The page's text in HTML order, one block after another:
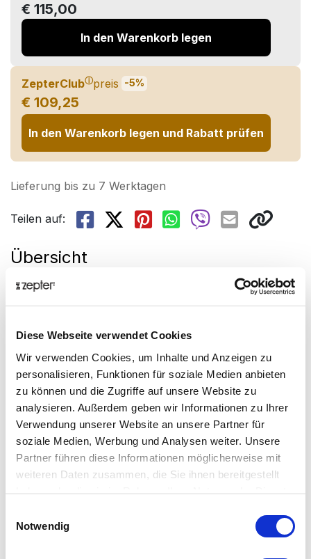
Diese Webseite verwendet Cookies
Wir verwenden Cookies, um Inhalte und Anzeigen zu
personalisieren, Funktionen für soziale Medien anbieten
zu können und die Zugriffe auf unsere Website zu
analysieren. Außerdem geben wir Informationen zu Ihrer
Verwendung unserer Website an unsere Partner für
soziale Medien, Werbung und Analysen weiter. Unsere
Partner führen diese Informationen möglicherweise mit
weiteren Daten zusammen, die Sie ihnen bereitgestellt
haben oder die sie im Rahmen Ihrer Nutzung der Dienste
Notwendig
€ 115,00
In den Warenkorb legen
ZepterClubⓘpreis -5%
€ 109,25
In den Warenkorb legen und Rabatt prüfen
Lieferung bis zu 7 Werktagen
Teilen auf:
Übersicht
FARBCHAKRA-THERAPIE - MACHEN SIE WELLNESS
ZU EINEM TEIL IHRES LEBENS.
körperlichen Bedürfnisse ausbalancieren, sondern
auch unsere emotionalen, mentalen und spirituellen
Bedürfnisse. Das Prinzip der Farbchakra-Therapie
beruht auf der Annahme, dass die Farben mit den
sieben Hauptchakren, den spirituellen Zentren in
unserem Körper, verbunden sind. Jedes Chakra ist mit
einem bestimmten Organ oder System im Körper
verbunden und hat eine dominante Farbe. Wenn der
Chakrapunkt ins Ungleichgewicht gerät, kann dies eine
Störung verursachen, die körperliche Auswirkungen
entsprechenden Farbfilters wird das Gleichgewicht im